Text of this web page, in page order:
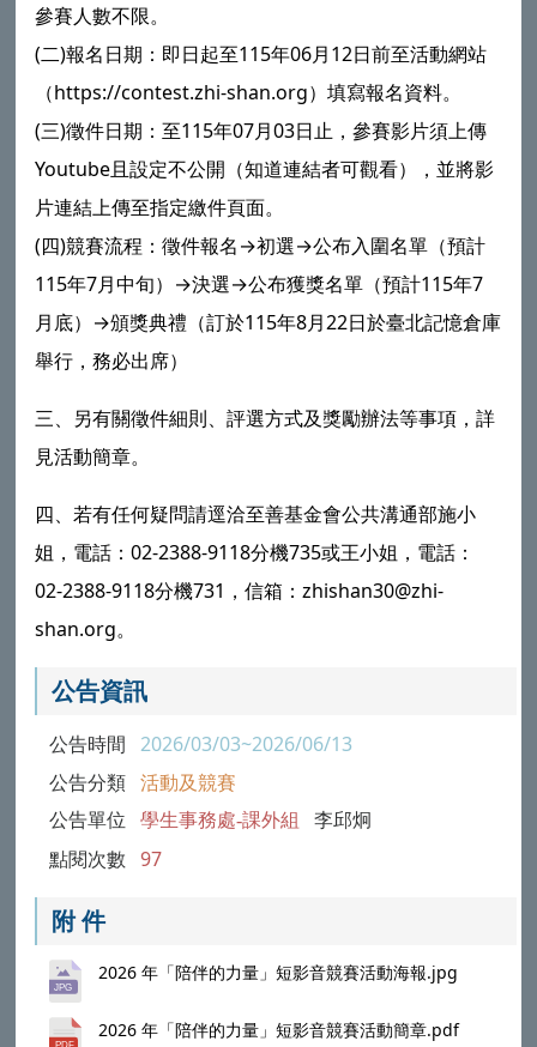
參賽人數不限。
(二)報名日期：即日起至115年06月12日前至活動網站
（https://contest.zhi-shan.org）填寫報名資料。
(三)徵件日期：至115年07月03日止，參賽影片須上傳
Youtube且設定不公開（知道連結者可觀看），並將影
片連結上傳至指定繳件頁面。
(四)競賽流程：徵件報名→初選→公布入圍名單（預計
115年7月中旬）→決選→公布獲獎名單（預計115年7
月底）→頒獎典禮（訂於115年8月22日於臺北記憶倉庫
舉行，務必出席）
三、另有關徵件細則、評選方式及獎勵辦法等事項，詳
見活動簡章。
四、若有任何疑問請逕洽至善基金會公共溝通部施小
姐，電話：02-2388-9118分機735或王小姐，電話：
02-2388-9118分機731，信箱：zhishan30@zhi-
shan.org。
公告資訊
公告時間 2026/03/03~2026/06/13
公告分類 活動及競賽
公告單位 學生事務處-課外組 李邱炯
點閱次數 97
附 件
2026 年「陪伴的力量」短影音競賽活動海報.jpg
2026 年「陪伴的力量」短影音競賽活動簡章.pdf